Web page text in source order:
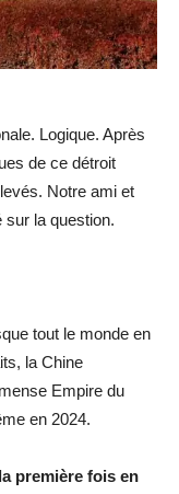
Logique. Après
de ce détroit
Notre ami et
sur la question.
tout le monde en
la Chine
Empire du
en 2024.
première fois en